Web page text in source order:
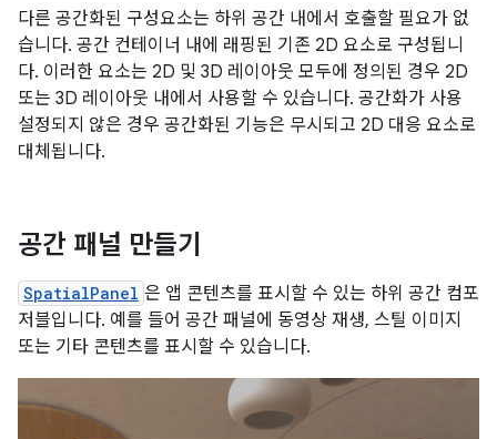
다른 공간화된 구성요소는 하위 공간 내에서 호출할 필요가 없
습니다. 공간 컨테이너 내에 래핑된 기존 2D 요소로 구성됩니
다. 이러한 요소는 2D 및 3D 레이아웃 모두에 정의된 경우 2D
또는 3D 레이아웃 내에서 사용할 수 있습니다. 공간화가 사용
설정되지 않은 경우 공간화된 기능은 무시되고 2D 대응 요소로
대체됩니다.
공간 패널 만들기
SpatialPanel 은 앱 콘텐츠를 표시할 수 있는 하위 공간 컴포
저블입니다. 예를 들어 공간 패널에 동영상 재생, 스틸 이미지
또는 기타 콘텐츠를 표시할 수 있습니다.